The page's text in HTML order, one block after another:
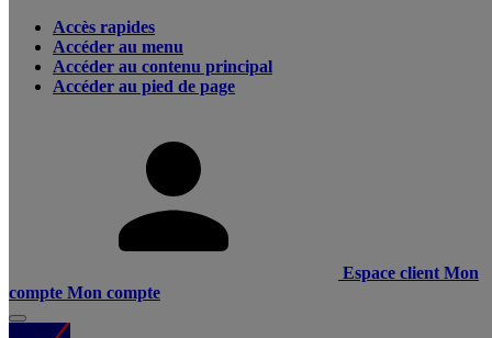
Accès rapides
Accéder au menu
Accéder au contenu principal
Accéder au pied de page
Espace client Mon
compte Mon compte